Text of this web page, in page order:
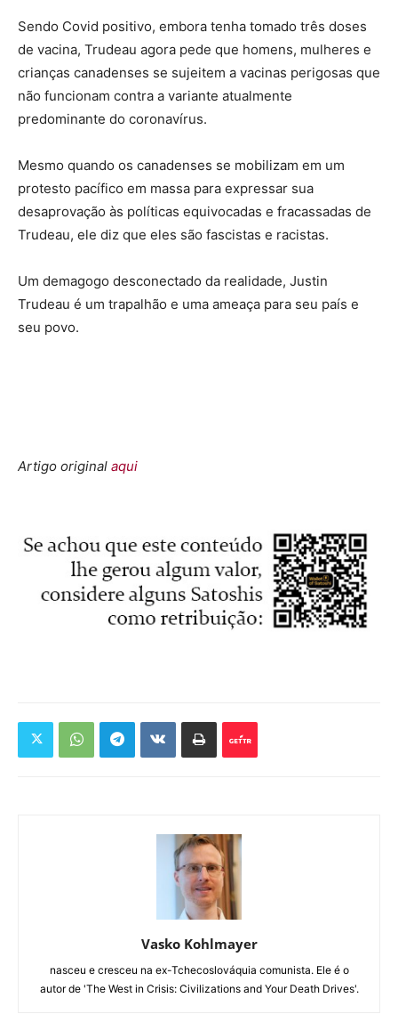
Sendo Covid positivo, embora tenha tomado três doses
de vacina, Trudeau agora pede que homens, mulheres e
crianças canadenses se sujeitem a vacinas perigosas que
não funcionam contra a variante atualmente
predominante do coronavírus.
Mesmo quando os canadenses se mobilizam em um
protesto pacífico em massa para expressar sua
desaprovação às políticas equivocadas e fracassadas de
Trudeau, ele diz que eles são fascistas e racistas.
Um demagogo desconectado da realidade, Justin
Trudeau é um trapalhão e uma ameaça para seu país e
seu povo.
Artigo original aqui
Vasko Kohlmayer
nasceu e cresceu na ex-Tchecoslováquia comunista. Ele é o
autor de 'The West in Crisis: Civilizations and Your Death Drives'.